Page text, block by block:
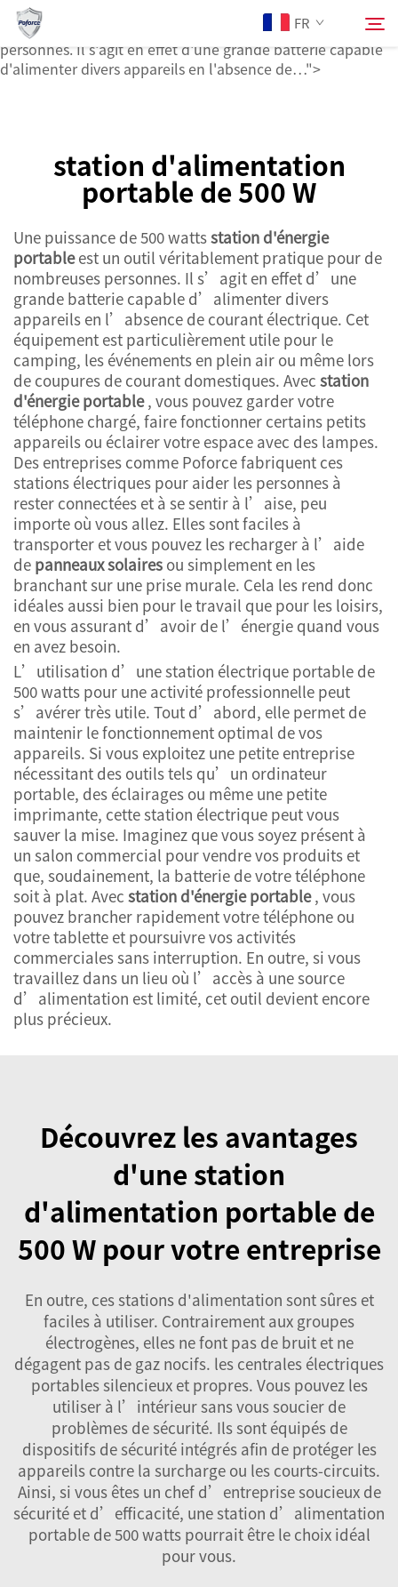
station d'alimentation portable
de 500 W est un outil très pratique pour de nombreuses
personnes. Il s'agit en effet d'une grande batterie capable
d'alimenter divers appareils en l'absence de…">
FR
Produits
Actualités
Contactez-nous
station d'alimentation
portable de 500 W
Une puissance de 500 wattsstation d'énergie
portableest un outil véritablement pratique pour de
nombreuses personnes. Il s’agit en effet d’une
grande batterie capable d’alimenter divers
appareils en l’absence de courant électrique. Cet
équipement est particulièrement utile pour le
camping, les événements en plein air ou même lors
de coupures de courant domestiques. Avec station
d'énergie portable, vous pouvez garder votre
téléphone chargé, faire fonctionner certains petits
appareils ou éclairer votre espace avec des lampes.
Des entreprises comme Poforce fabriquent ces
stations électriques pour aider les personnes à
rester connectées et à se sentir à l’aise, peu
importe où vous allez. Elles sont faciles à
transporter et vous pouvez les recharger à l’aide
de panneaux solaires ou simplement en les
branchant sur une prise murale. Cela les rend donc
idéales aussi bien pour le travail que pour les loisirs,
en vous assurant d’avoir de l’énergie quand vous
en avez besoin.
L’utilisation d’une station électrique portable de
500 watts pour une activité professionnelle peut
s’avérer très utile. Tout d’abord, elle permet de
maintenir le fonctionnement optimal de vos
appareils. Si vous exploitez une petite entreprise
nécessitant des outils tels qu’un ordinateur
portable, des éclairages ou même une petite
imprimante, cette station électrique peut vous
sauver la mise. Imaginez que vous soyez présent à
un salon commercial pour vendre vos produits et
que, soudainement, la batterie de votre téléphone
soit à plat. Avec station d'énergie portable, vous
pouvez brancher rapidement votre téléphone ou
votre tablette et poursuivre vos activités
commerciales sans interruption. En outre, si vous
travaillez dans un lieu où l’accès à une source
d’alimentation est limité, cet outil devient encore
plus précieux.
Découvrez les avantages
d'une station
d'alimentation portable de
500 W pour votre entreprise
En outre, ces stations d'alimentation sont sûres et
faciles à utiliser. Contrairement aux groupes
électrogènes, elles ne font pas de bruit et ne
dégagent pas de gaz nocifs. les centrales électriques
portablessilencieux et propres. Vous pouvez les
utiliser à l’intérieur sans vous soucier de
problèmes de sécurité. Ils sont équipés de
dispositifs de sécurité intégrés afin de protéger les
appareils contre la surcharge ou les courts-circuits.
Ainsi, si vous êtes un chef d’entreprise soucieux de
sécurité et d’efficacité, une station d’alimentation
portable de 500 watts pourrait être le choix idéal
pour vous.